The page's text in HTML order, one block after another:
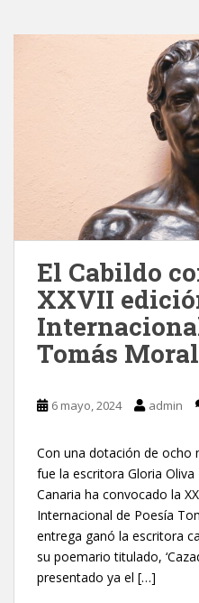
El Cabildo
XXVII
Tomás
6 mayo, 2024 admin
Con una dotación de ocho
fue la escritora Gloria
Canaria ha convocado la
Internacional de Poesía
entrega ganó la escritora
su poemario titulado,
presentado ya el […]